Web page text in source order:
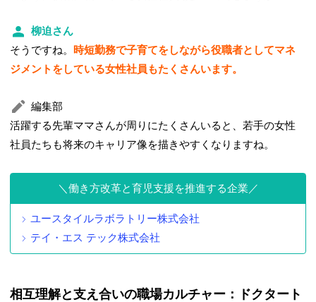
柳迫さん
そうですね。
時短勤務で子育てをしながら役職者としてマネ
ジメントをしている女性社員もたくさんいます。
編集部
活躍する先輩ママさんが周りにたくさんいると、若手の女性
社員たちも将来のキャリア像を描きやすくなりますね。
働き方改革と育児支援を推進する企業
ユースタイルラボラトリー株式会社
テイ・エス テック株式会社
相互理解と支え合いの職場カルチャー：ドクタート